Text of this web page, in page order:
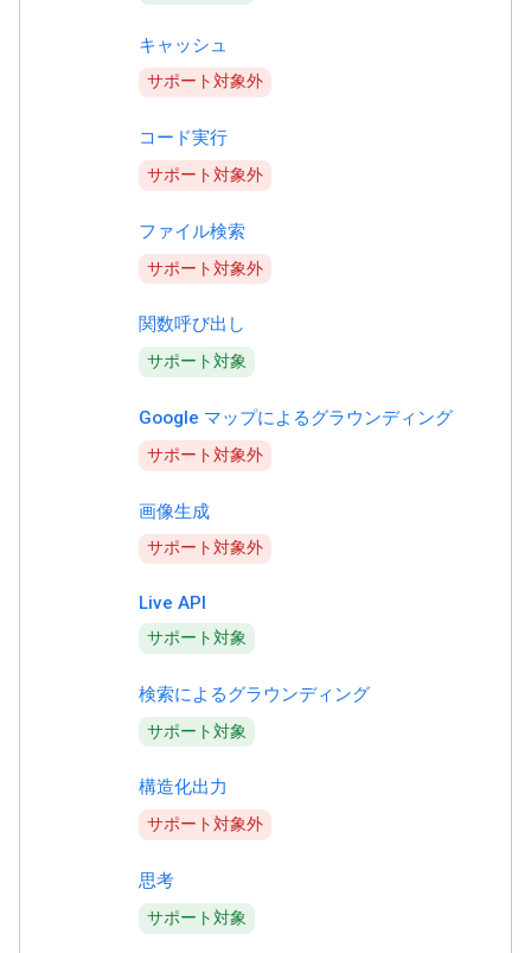
キャッシュ
サポート対象外
コード実行
サポート対象外
ファイル検索
サポート対象外
関数呼び出し
サポート対象
Google マップによるグラウンディング
サポート対象外
画像生成
サポート対象外
Live API
サポート対象
検索によるグラウンディング
サポート対象
構造化出力
サポート対象外
思考
サポート対象